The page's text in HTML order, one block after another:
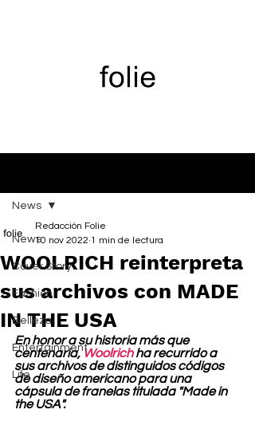
News
Cover Story
Fashion
Belleza
Entertainment
Life
News
WOOLRICH reinterpreta
sus archivos con MADE
IN THE USA
Redacción Folie
10 nov 2022 1 min de lectura
En honor a su historia más que
centenaria, Woolrich ha recurrido a
sus archivos de distinguidos códigos
de diseño americano para una
cápsula de franelas titulada "Made in
the USA".